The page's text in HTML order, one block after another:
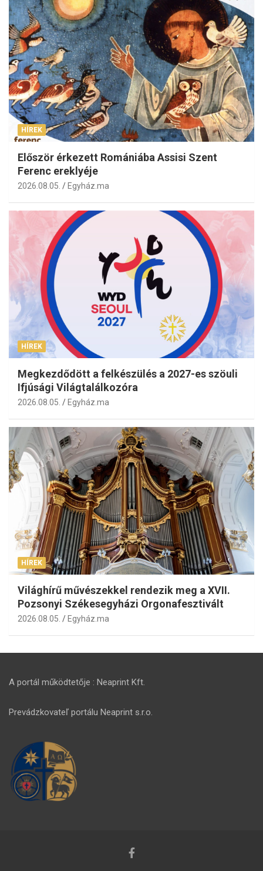
HÍREK
Először érkezett Romániába Assisi Szent
Ferenc ereklyéje
2026.08.05. Egyház.ma
HÍREK
Megkezdődött a felkészülés a 2027-es szöuli
Ifjúsági Világtalálkozóra
2026.08.05. Egyház.ma
HÍREK
Világhírű művészekkel rendezik meg a XVII.
Pozsonyi Székesegyházi Orgonafesztivált
2026.08.05. Egyház.ma
A portál működtetője : Neaprint Kft.
Prevádzkovateľ portálu Neaprint s.r.o.